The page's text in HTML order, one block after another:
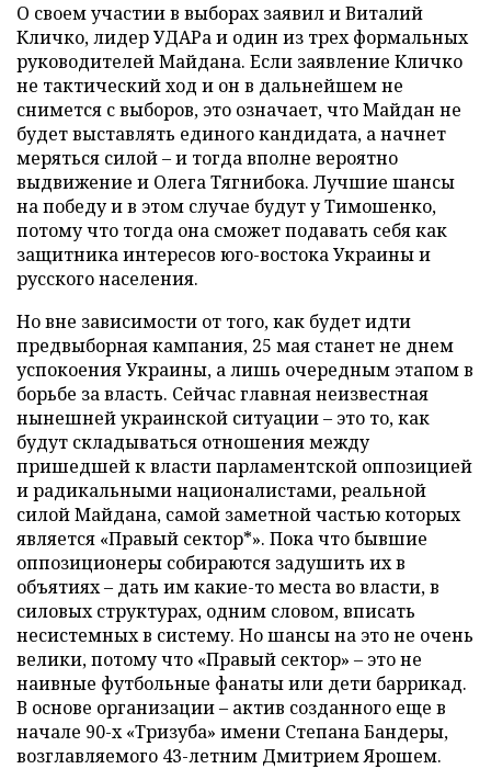
О своем участии в выборах заявил и Виталий
Кличко, лидер УДАРа и один из трех формальных
руководителей Майдана. Если заявление Кличко
не тактический ход и он в дальнейшем не
снимется с выборов, это означает, что Майдан не
будет выставлять единого кандидата, а начнет
меряться силой – и тогда вполне вероятно
выдвижение и Олега Тягнибока. Лучшие шансы
на победу и в этом случае будут у Тимошенко,
потому что тогда она сможет подавать себя как
защитника интересов юго-востока Украины и
русского населения.
Но вне зависимости от того, как будет идти
предвыборная кампания, 25 мая станет не днем
успокоения Украины, а лишь очередным этапом в
борьбе за власть. Сейчас главная неизвестная
нынешней украинской ситуации – это то, как
будут складываться отношения между
пришедшей к власти парламентской оппозицией
и радикальными националистами, реальной
силой Майдана, самой заметной частью которых
является «Правый сектор*». Пока что бывшие
оппозиционеры собираются задушить их в
объятиях – дать им какие-то места во власти, в
силовых структурах, одним словом, вписать
несистемных в систему. Но шансы на это не очень
велики, потому что «Правый сектор» – это не
наивные футбольные фанаты или дети баррикад.
В основе организации – актив созданного еще в
начале 90-х «Тризуба» имени Степана Бандеры,
возглавляемого 43-летним Дмитрием Ярошем.